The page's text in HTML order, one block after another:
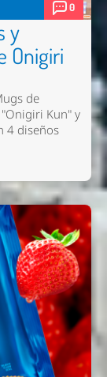
0
y
Onigiri
de
Kun" y
4 diseños